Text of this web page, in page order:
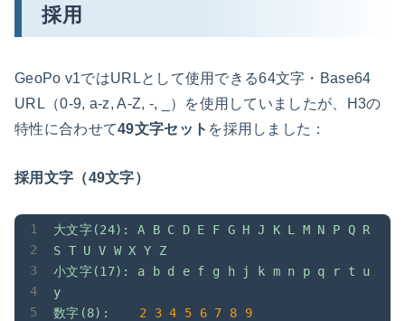
採用
GeoPo v1ではURLとして使用できる64文字・Base64
URL（0-9, a-z, A-Z, -, _）を使用していましたが、H3の
特性に合わせて49文字セット を採用しました：
採用文字（49文字）
大文字(24): A B C D E F G H J K L M N P Q R
S T U V W X Y
Z
小文字(17):
a b d e f g h j k m n p q r t
u
y
数字(8):
2 3 4 5 6 7 8 9